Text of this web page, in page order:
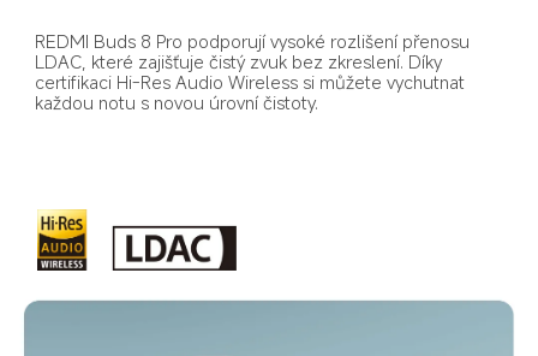
REDMI Buds 8 Pro podporují vysoké rozlišení přenosu
LDAC, které zajišťuje čistý zvuk bez zkreslení. Díky
certifikaci Hi-Res Audio Wireless si můžete vychutnat
každou notu s novou úrovní čistoty.